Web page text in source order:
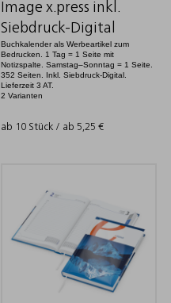
Image x.press inkl.
Siebdruck-Digital
Buchkalender als Werbeartikel zum
Bedrucken. 1 Tag = 1 Seite mit
Notizspalte. Samstag–Sonntag = 1 Seite.
352 Seiten. Inkl. Siebdruck-Digital.
Lieferzeit 3 AT.
2 Varianten
ab 10 Stück / ab 5,25 €